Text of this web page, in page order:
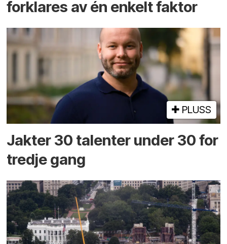
forklares av én enkelt faktor
PLUSS
Jakter 30 talenter under 30 for
tredje gang